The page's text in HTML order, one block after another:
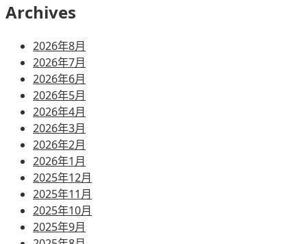
Archives
2026年8月
2026年7月
2026年6月
2026年5月
2026年4月
2026年3月
2026年2月
2026年1月
2025年12月
2025年11月
2025年10月
2025年9月